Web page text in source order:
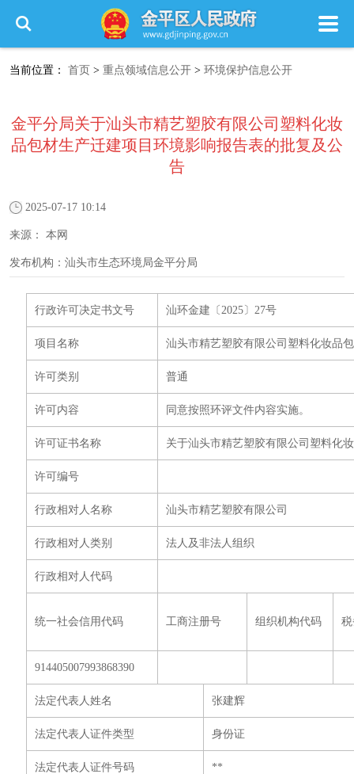
当前位置： 首页 > 重点领域信息公开 > 环境保护信息公开
金平分局关于汕头市精艺塑胶有限公司塑料化妆
品包材生产迁建项目环境影响报告表的批复及公
告
2025-07-17 10:14
来源： 本网
发布机构： 汕头市生态环境局金平分局
行政许可决定书文号 汕环金建〔2025〕27号
项目名称 汕头市精艺塑胶有限公司塑料化妆品
许可类别 普通
许可内容 同意按照环评文件内容实施。
许可证书名称 关于汕头市精艺塑胶有限公司塑料化
许可编号
行政相对人名称 汕头市精艺塑胶有限公司
行政相对人类别 法人及非法人组织
行政相对人代码
统一社会信用代码 工商注册号 组织机构代码
914405007993868390
法定代表人姓名 张建辉
法定代表人证件类型 身份证
法定代表人证件号码 **